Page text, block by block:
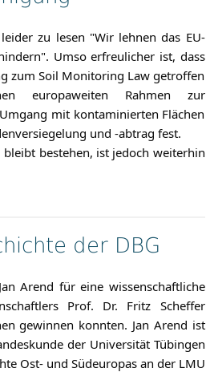
zu lesen "Wir lehnen das EU-
Umso erfreulicher ist, dass
zum Soil Monitoring Law getroffen
europaweiten Rahmen zur
mit kontaminierten Flächen
und -abtrag fest.
bestehen, ist jedoch weiterhin
der DBG
Arend für eine wissenschaftliche
Prof. Dr. Fritz Scheffer
gewinnen konnten. Jan Arend ist
der Universität Tübingen
Ost- und Südeuropas an der LMU